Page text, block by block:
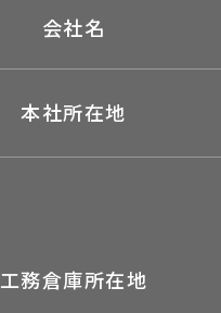
会社名
本社所在地
工務倉庫所在地